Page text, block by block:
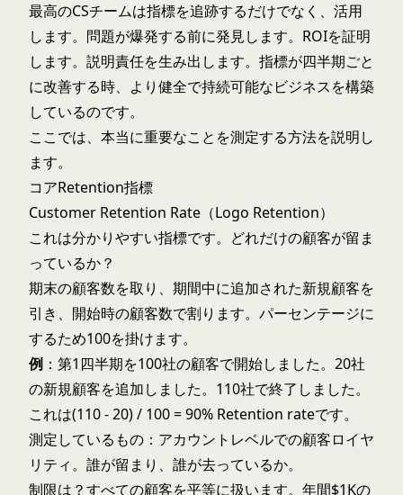
最高のCSチームは指標を追跡するだけでなく、活用
します。問題が爆発する前に発見します。ROIを証明
します。説明責任を生み出します。指標が四半期ごと
に改善する時、より健全で持続可能なビジネスを構築
しているのです。
ここでは、本当に重要なことを測定する方法を説明し
ます。
コアRetention指標
Customer Retention Rate（Logo Retention）
これは分かりやすい指標です。どれだけの顧客が留ま
っているか？
期末の顧客数を取り、期間中に追加された新規顧客を
引き、開始時の顧客数で割ります。パーセンテージに
するため100を掛けます。
例 ：第1四半期を100社の顧客で開始しました。20社
の新規顧客を追加しました。110社で終了しました。
これは(110 - 20) / 100 = 90% Retention rateです。
測定しているもの：アカウントレベルでの顧客ロイヤ
リティ。誰が留まり、誰が去っているか。
制限は？すべての顧客を平等に扱います。年間$1Kの